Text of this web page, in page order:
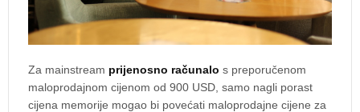
Za mainstream prijenosno računalo s preporučenom
maloprodajnom cijenom od 900 USD, samo nagli porast
cijena memorije mogao bi povećati maloprodajne cijene za